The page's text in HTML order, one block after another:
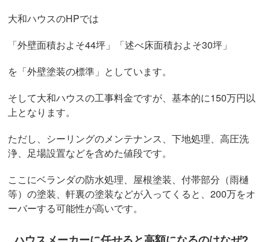
大和ハウスのHPでは
「外壁面積およそ44坪」「述べ床面積およそ30坪」
を「外壁塗装の標準」としています。
そして大和ハウスの工事料金ですが、基本的に150万円以
上となります。
ただし、シーリングのメンテナンス、下地処理、高圧洗
浄、足場設置などを含めた値段です。
ここにベランダの防水処理、屋根塗装、付帯部分（雨樋
等）の塗装、軒裏の塗装などが入ってくると、200万をオ
ーバーする可能性が高いです。